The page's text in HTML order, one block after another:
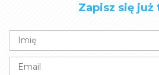
Zapisz się już